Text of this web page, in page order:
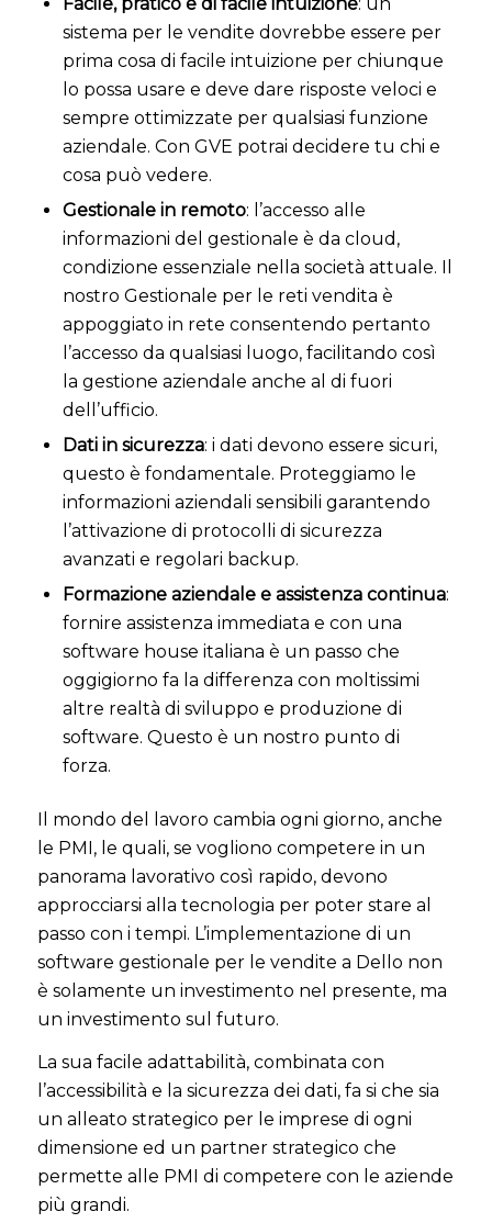
sistema per le vendite dovrebbe essere per
prima cosa di facile intuizione per chiunque
lo possa usare e deve dare risposte veloci e
sempre ottimizzate per qualsiasi funzione
aziendale. Con GVE potrai decidere tu chi e
cosa può vedere.
Gestionale in remoto: l’accesso alle
informazioni del gestionale è da cloud,
condizione essenziale nella società attuale. Il
nostro Gestionale per le reti vendita è
appoggiato in rete consentendo pertanto
l’accesso da qualsiasi luogo, facilitando così
la gestione aziendale anche al di fuori
dell’ufficio.
Dati in sicurezza: i dati devono essere sicuri,
questo è fondamentale. Proteggiamo le
informazioni aziendali sensibili garantendo
l’attivazione di protocolli di sicurezza
avanzati e regolari backup.
Formazione aziendale e assistenza continua:
fornire assistenza immediata e con una
software house italiana è un passo che
oggigiorno fa la differenza con moltissimi
altre realtà di sviluppo e produzione di
software. Questo è un nostro punto di
forza.
Il mondo del lavoro cambia ogni giorno, anche
le PMI, le quali, se vogliono competere in un
panorama lavorativo così rapido, devono
approcciarsi alla tecnologia per poter stare al
passo con i tempi. L’implementazione di un
software gestionale per le vendite a Dello non
è solamente un investimento nel presente, ma
un investimento sul futuro.
La sua facile adattabilità, combinata con
l’accessibilità e la sicurezza dei dati, fa si che sia
un alleato strategico per le imprese di ogni
dimensione ed un partner strategico che
permette alle PMI di competere con le aziende
più grandi.